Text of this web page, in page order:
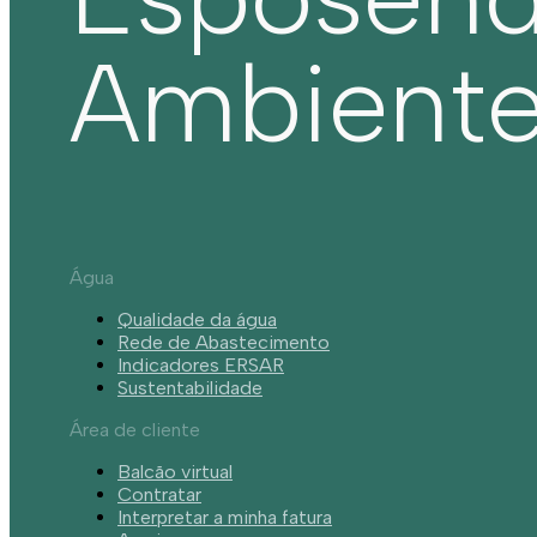
Água
Qualidade da água
Rede de Abastecimento
Indicadores ERSAR
Sustentabilidade
Área de cliente
Balcão virtual
Contratar
Interpretar a minha fatura